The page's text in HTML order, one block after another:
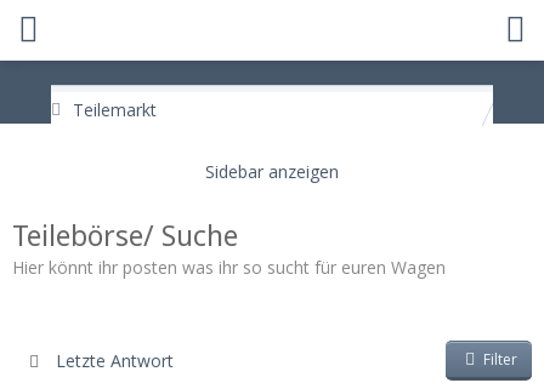
Teilemarkt
Teilebörse/ Suche
Hier könnt ihr posten was ihr so sucht für euren Wagen
Letzte Antwort Filter